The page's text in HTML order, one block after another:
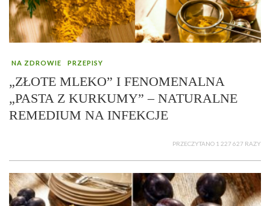
NA ZDROWIE PRZEPISY
„ZŁOTE MLEKO” I FENOMENALNA
„PASTA Z KURKUMY” – NATURALNE
REMEDIUM NA INFEKCJE
PRZECZYTANO 1 227 627 RAZY